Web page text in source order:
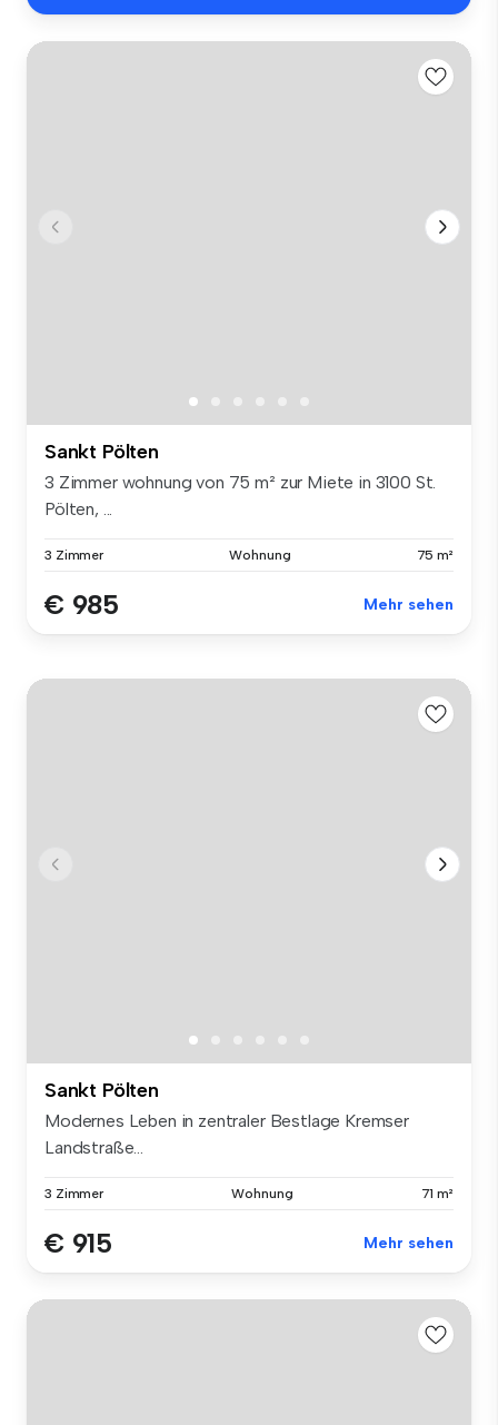
Sankt Pölten
3 Zimmer wohnung von 75 m² zur Miete in 3100 St.
Pölten, ...
3 Zimmer Wohnung 75 m²
€ 985 Mehr sehen
Sankt Pölten
Modernes Leben in zentraler Bestlage Kremser
Landstraße...
3 Zimmer Wohnung 71 m²
€ 915 Mehr sehen